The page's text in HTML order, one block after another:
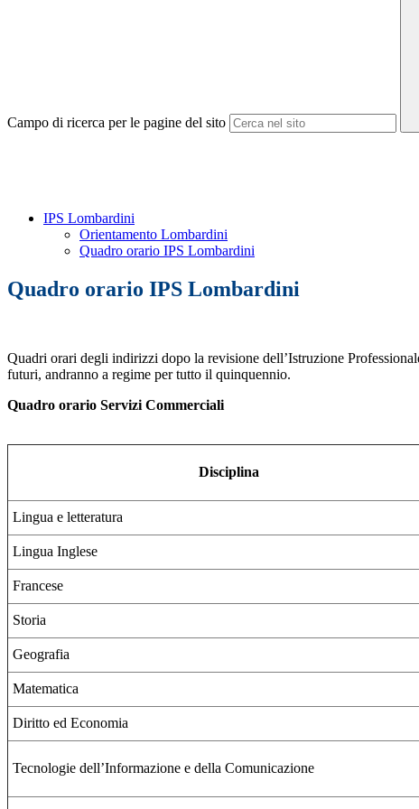
Campo di ricerca per le pagine del sito
IPS Lombardini
Orientamento Lombardini
Quadro orario IPS Lombardini
Quadro orario IPS Lombardini
Quadri orari degli indirizzi dopo la revisione dell’Istruzione
futuri, andranno a regime per tutto il quinquennio.
Quadro orario Servizi Commerciali
Disciplina
Lingua e letteratura
Lingua Inglese
Francese
Storia
Geografia
Matematica
Diritto ed Economia
Tecnologie dell’Informazione e della Comunicazione